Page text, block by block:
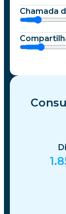
Chamada